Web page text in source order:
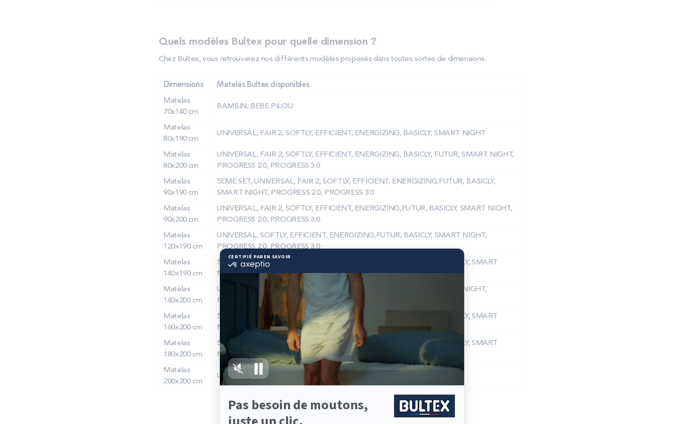
Quels modèles Bultex pour quelle dimension ?
Chez Bultex, vous retrouverez nos différents modèles proposés dans toutes sortes de dimensions.
Dimensions Matelas Bultex disponibles
Matelas
70x140 cm
BAMBIN, BEBE PILOU
Matelas
80x190 cm
UNIVERSAL, FAIR 2, SOFTLY, EFFICIENT, ENERGIZING, BASICLY, SMART NIGHT
Matelas
80x200 cm
UNIVERSAL, FAIR 2, SOFTLY, EFFICIENT, ENERGIZING, BASICLY, FUTUR, SMART NIGHT,
PROGRESS 2.0, PROGRESS 3.0
Matelas
90x190 cm
5EME SET, UNIVERSAL, FAIR 2, SOFTLY, EFFICIENT, ENERGIZING,FUTUR, BASICLY,
SMART NIGHT, PROGRESS 2.0, PROGRESS 3.0
Matelas
90x200 cm
UNIVERSAL, FAIR 2, SOFTLY, EFFICIENT, ENERGIZING,FUTUR, BASICLY, SMART NIGHT,
PROGRESS 2.0, PROGRESS 3.0
Matelas
120x190 cm
UNIVERSAL, SOFTLY, EFFICIENT, ENERGIZING,FUTUR, BASICLY, SMART NIGHT,
PROGRESS 2.0, PROGRESS 3.0
Matelas
140x190 cm
5EME SET, UNIVERSAL, SOFTLY, EFFICIENT, ENERGIZING,FUTUR, BASICLY, SMART
NIGHT, PROGRESS 2.0, PROGRESS 3.0
Matelas
140x200 cm
UNIVERSAL, SOFTLY, EFFICIENT, ENERGIZING,FUTUR, BASICLY, SMART NIGHT,
PROGRESS 2.0, PROGRESS 3.0
Matelas
160x200 cm
5EME SET, UNIVERSAL, SOFTLY, EFFICIENT, ENERGIZING,FUTUR, BASICLY, SMART
NIGHT, PROGRESS 2.0, PROGRESS 3.0
Matelas
180x200 cm
5EME SET, UNIVERSAL, SOFTLY, EFFICIENT, ENERGIZING,FUTUR, BASICLY, SMART
NIGHT, PROGRESS 2.0, PROGRESS 3.0
Matelas
200x200 cm
UNIVERSAL, SOFTLY, EFFICIENT, ENERGIZING,BASICLY, SMART NIGHT